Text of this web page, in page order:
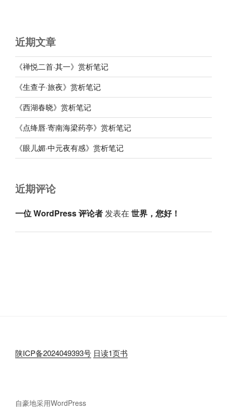
近期文章
《禅悦二首·其一》赏析笔记
《生查子·旅夜》赏析笔记
《西湖春晓》赏析笔记
《点绛唇·寄南海梁药亭》赏析笔记
《眼儿媚·中元夜有感》赏析笔记
近期评论
一位 WordPress 评论者发表在 世界，您好！
陕ICP备2024049393号 日读1页书
自豪地采用WordPress